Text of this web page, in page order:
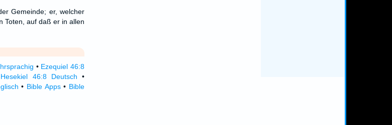
Gemeinde; er, welcher
Toten, auf daß er in allen
• Ezequiel 46:8
Hesekiel 46:8 Deutsch •
• Bible Apps• Bible